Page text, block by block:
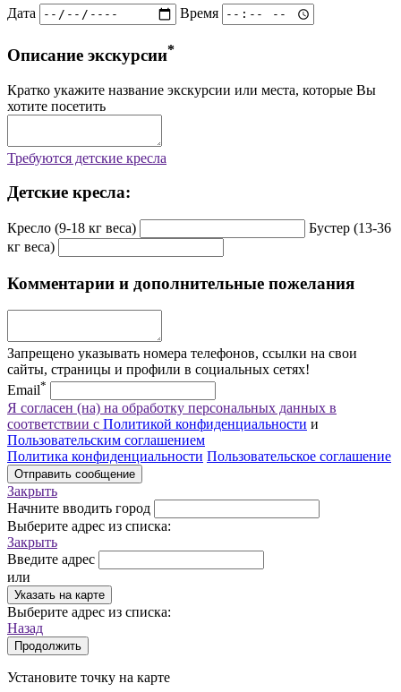
Дата Время
Описание экскурсии*
Кратко укажите название экскурсии или места, которые Вы
хотите посетить
Требуются детские кресла
Детские кресла:
Кресло (9-18 кг веса)
Бустер (13-36
кг веса)
Комментарии и дополнительные пожелания
Запрещено указывать номера телефонов, ссылки на свои
сайты, страницы и профили в социальных сетях!
Email*
Я согласен (на) на обработку персональных данных в
соответствии с Политикой конфиденциальности и
Пользовательским соглашением
Политика конфиденциальности Пользовательское соглашение
Отправить сообщение
Закрыть
Начните вводить город
Выберите адрес из списка:
Закрыть
Введите адрес
или
Указать на карте
Выберите адрес из списка:
Назад
Продолжить
Установите точку на карте